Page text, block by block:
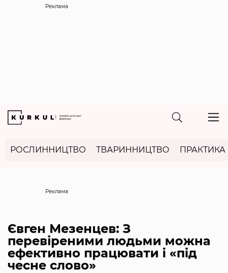
Реклама
РОСЛИННИЦТВО ТВАРИННИЦТВО ПРАКТИКА
Євген Мезенцев: З
перевіреними людьми можна
ефективно працювати і «під
чесне слово»
Реклама